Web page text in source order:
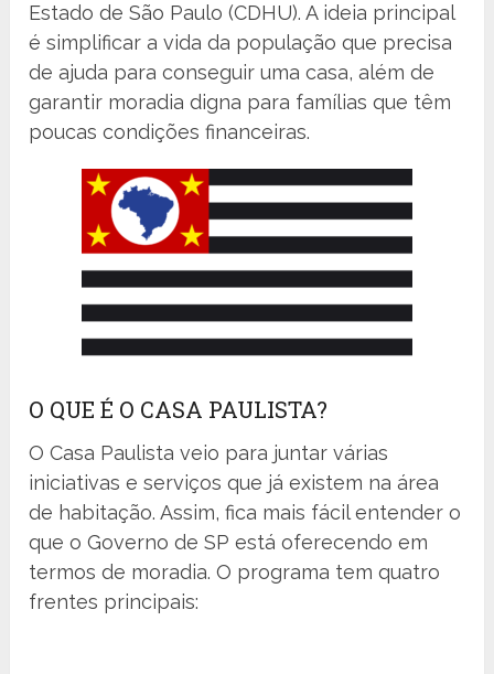
Estado de São Paulo (CDHU). A ideia principal
é simplificar a vida da população que precisa
de ajuda para conseguir uma casa, além de
garantir moradia digna para famílias que têm
poucas condições financeiras.
O QUE É O CASA PAULISTA?
O Casa Paulista veio para juntar várias
iniciativas e serviços que já existem na área
de habitação. Assim, fica mais fácil entender o
que o Governo de SP está oferecendo em
termos de moradia. O programa tem quatro
frentes principais: